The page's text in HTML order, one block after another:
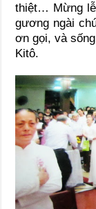
thiệt… Mừng lễ
gương ngài
ơn gọi, và
Kitô.